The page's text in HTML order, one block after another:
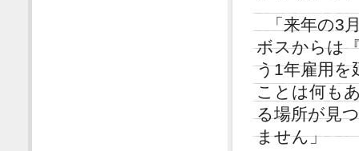
「来年の3
ボスからは
う1年雇用を
ことは何も
る場所が見
ません」